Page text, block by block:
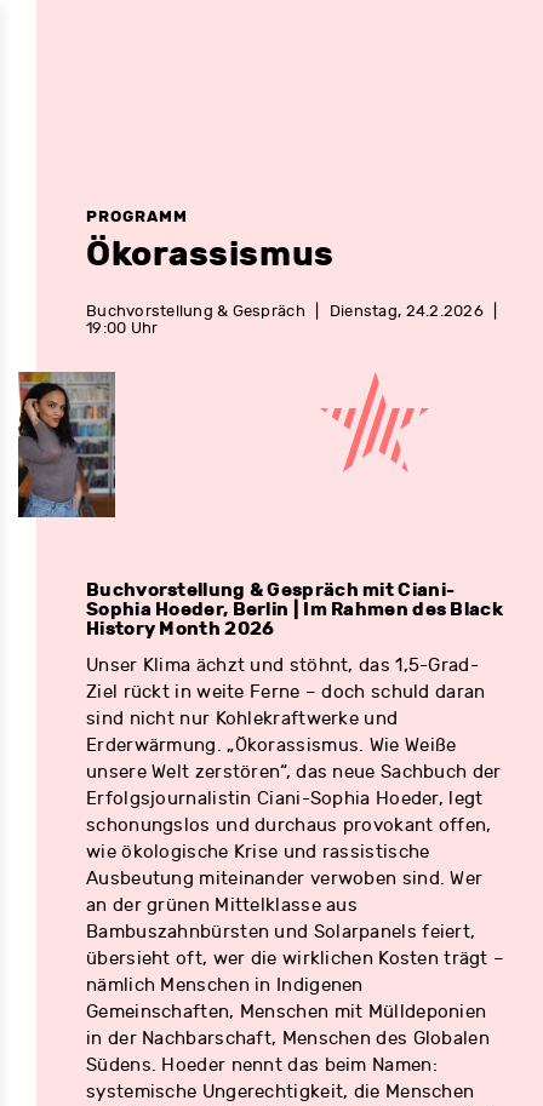
PROGRAMM
Ökorassismus
Buchvorstellung & Gespräch Dienstag, 24.2.2026
19:00 Uhr
Buchvorstellung & Gespräch mit Ciani-
Sophia Hoeder, Berlin | Im Rahmen des Black
History Month 2026
Unser Klima ächzt und stöhnt, das 1,5-Grad-
Ziel rückt in weite Ferne – doch schuld daran
sind nicht nur Kohlekraftwerke und
Erderwärmung. „Ökorassismus. Wie Weiße
unsere Welt zerstören“, das neue Sachbuch der
Erfolgsjournalistin Ciani-Sophia Hoeder, legt
schonungslos und durchaus provokant offen,
wie ökologische Krise und rassistische
Ausbeutung miteinander verwoben sind. Wer
an der grünen Mittelklasse aus
Bambuszahnbürsten und Solarpanels feiert,
übersieht oft, wer die wirklichen Kosten trägt –
nämlich Menschen in Indigenen
Gemeinschaften, Menschen mit Mülldeponien
in der Nachbarschaft, Menschen des Globalen
Südens. Hoeder nennt das beim Namen:
systemische Ungerechtigkeit, die Menschen